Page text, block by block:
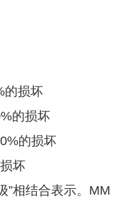
的损坏
的损坏
的损坏
坏
”相结合表示。MM